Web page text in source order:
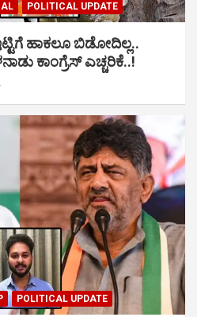
POLITICAL UPDATE
ಹಾಕಲೂ ಬಿಡೋದಿಲ್ಲ..
ಕಾಂಗ್ರೆಸ್ ಎಚ್ಚರಿಕೆ..!
POLITICAL UPDATE